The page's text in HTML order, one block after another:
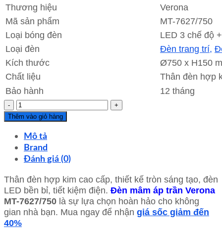
Thương hiệu
Verona
Mã sản phẩm
MT-7627/750
Loại bóng đèn
LED 3 chế độ
Loại đèn
Đèn trang trí,
Kích thước
Ø750 x H150
Chất liệu
Thân đèn hợp
Bảo hành
12 tháng
Đèn
mâm
trần
Verona
MT-
3
vòng
tròn
vàng
số
Thêm vào giỏ hàng
Mô tả
Brand
Đánh giá (0)
Thân đèn hợp kim cao cấp, thiết kế tròn sáng tạo, đèn
LED bền bỉ, tiết kiệm điện. Đèn mâm áp trần Verona
MT-7627/750 là sự lựa chọn hoàn hảo cho không
gian nhà bạn. Mua ngay để nhận giá sốc giảm đến
40%